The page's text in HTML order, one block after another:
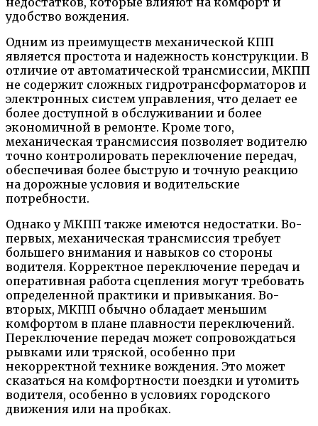
удобство вождения.
Одним из преимуществ механической КПП
является простота и надежность конструкции. В
отличие от автоматической трансмиссии, МКПП
не содержит сложных гидротрансформаторов и
электронных систем управления, что делает ее
более доступной в обслуживании и более
экономичной в ремонте. Кроме того,
механическая трансмиссия позволяет водителю
точно контролировать переключение передач,
обеспечивая более быструю и точную реакцию
на дорожные условия и водительские
потребности.
Однако у МКПП также имеются недостатки. Во-
первых, механическая трансмиссия требует
большего внимания и навыков со стороны
водителя. Корректное переключение передач и
оперативная работа сцепления могут требовать
определенной практики и привыкания. Во-
вторых, МКПП обычно обладает меньшим
комфортом в плане плавности переключений.
Переключение передач может сопровождаться
рывками или тряской, особенно при
некорректной технике вождения. Это может
сказаться на комфортности поездки и утомить
водителя, особенно в условиях городского
движения или на пробках.